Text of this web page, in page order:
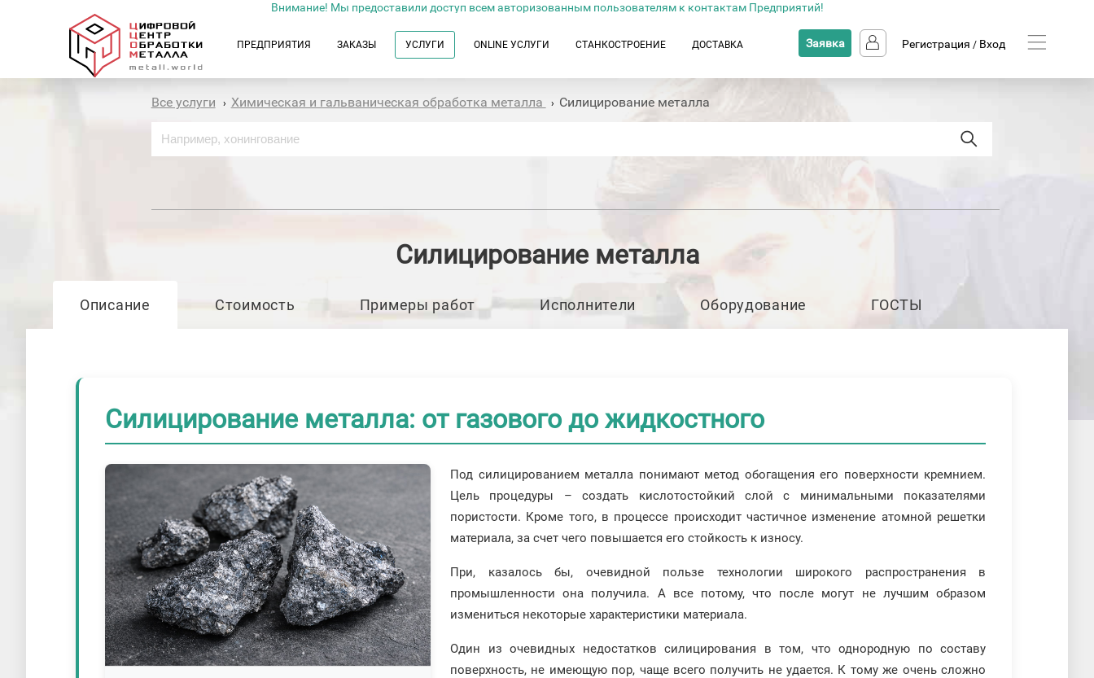
Внимание! Мы предоставили доступ всем авторизованным пользователям к контактам Предприятий!
ПРЕДПРИЯТИЯ ЗАКАЗЫ УСЛУГИ ONLINE УСЛУГИ СТАНКОСТРОЕНИЕ ДОСТАВКА Заявка Регистрация / Вход
Все услуги › Химическая и гальваническая обработка металла › Силицирование металла
Силицирование металла
Описание Стоимость Примеры работ Исполнители Оборудование ГОСТЫ
Силицирование металла: от газового до жидкостного
Под силицированием металла понимают метод обогащения его поверхности кремнием.
Цель процедуры – создать кислотостойкий слой с минимальными показателями
пористости. Кроме того, в процессе происходит частичное изменение атомной решетки
материала, за счет чего повышается его стойкость к износу.
При, казалось бы, очевидной пользе технологии широкого распространения в
промышленности она получила. А все потому, что после могут не лучшим образом
измениться некоторые характеристики материала.
Один из очевидных недостатков силицирования в том, что однородную по составу
поверхность, не имеющую пор, чаще всего получить не удается. К тому же очень сложно